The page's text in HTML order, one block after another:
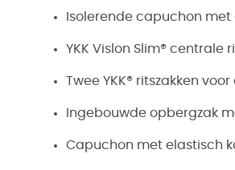
Isolerende capuchon
YKK Vislon Slim®
Twee YKK® ritszakken
Ingebouwde opbergzak
Capuchon met elastisch